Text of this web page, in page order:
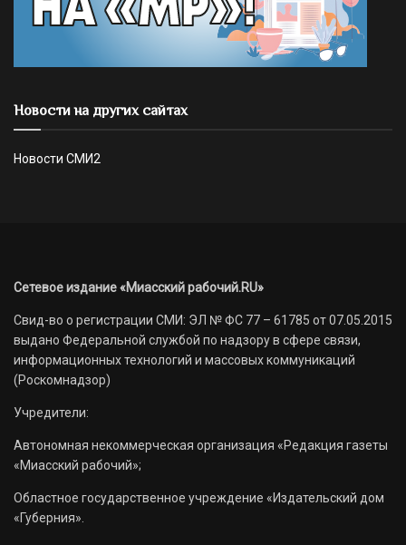
Новости на других сайтах
Новости СМИ2
Сетевое издание «Миасский рабочий.RU»
Свид-во о регистрации СМИ: ЭЛ № ФС 77 – 61785 от 07.05.2015
выдано Федеральной службой по надзору в сфере связи,
информационных технологий и массовых коммуникаций
(Роскомнадзор)
Учредители:
Автономная некоммерческая организация «Редакция газеты
«Миасский рабочий»;
Областное государственное учреждение «Издательский дом
«Губерния».